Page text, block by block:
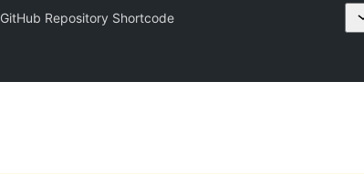
GitHub Repository Shortcode